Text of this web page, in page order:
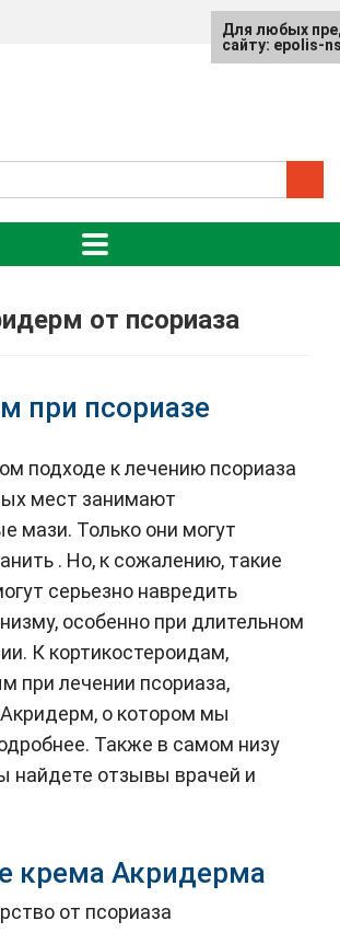
от псориаза
при псориазе
подходе к лечению псориаза
мест занимают
мази. Только они могут
. Но, к сожалению, такие
серьезно навредить
особенно при длительном
К кортикостероидам,
при лечении псориаза,
о котором мы
Также в самом низу
найдете отзывы врачей и
крема Акридерма
от псориаза
Для любых
сайту: epolis-